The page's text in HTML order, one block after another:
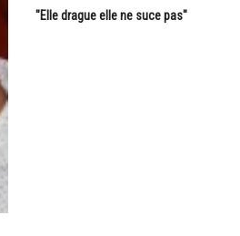
"Elle drague elle ne suce pas"